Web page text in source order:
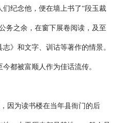
纪念他，便在墙上书了“段玉裁
务之余，在窗下展卷阅读，及至
》和文字、训诂等著作的情景。
都被富顺人作为佳话流传。
因为读书楼在当年县衙门的后